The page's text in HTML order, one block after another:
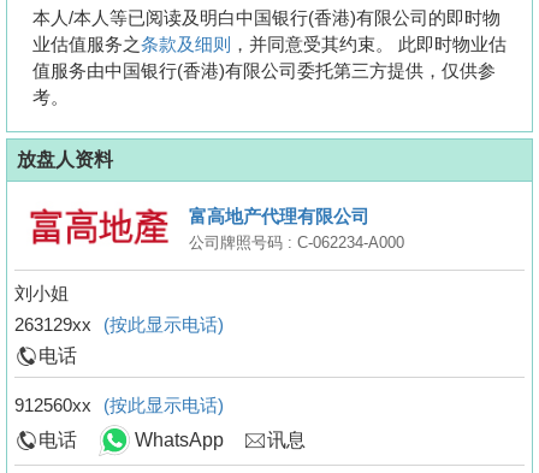
本人/本人等已阅读及明白中国银行(香港)有限公司的即时物
业估值服务之条款及细则 ，并同意受其约束。 此即时物业估
值服务由中国银行(香港)有限公司委托第三方提供，仅供参
考。
放盘人资料
富高地产代理有限公司
公司牌照号码 : C-062234-A000
刘小姐
263129xx
(按此显示电话)
电话
912560xx
(按此显示电话)
电话
WhatsApp 讯息